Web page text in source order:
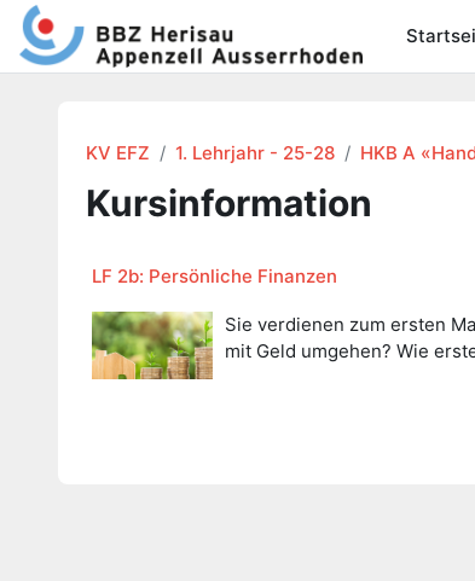
Zum Hauptinhalt
KV EFZ 1. Lehrjahr - 25-28 HKB A
Kursinformation
LF 2b: Persönliche Finanzen
Sie verdienen zum ersten
mit Geld umgehen? Wie